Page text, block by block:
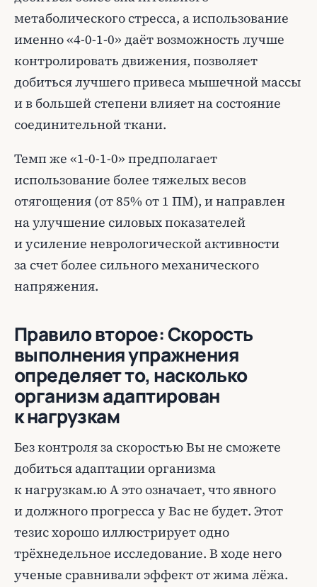
метаболического стресса, а использование
именно «4-0-1-0» даёт возможность лучше
контролировать движения, позволяет
добиться лучшего привеса мышечной массы
и в большей степени влияет на состояние
соединительной ткани.
Темп же «1-0-1-0» предполагает
использование более тяжелых весов
отягощения (от 85% от 1 ПМ), и направлен
на улучшение силовых показателей
и усиление неврологической активности
за счет более сильного механического
напряжения.
Правило второе: Скорость
выполнения упражнения
определяет то, насколько
организм адаптирован
к нагрузкам
Без контроля за скоростью Вы не сможете
добиться адаптации организма
к нагрузкам.ю А это означает, что явного
и должного прогресса у Вас не будет. Этот
тезис хорошо иллюстрирует одно
трёхнедельное исследование. В ходе него
ученые сравнивали эффект от жима лёжа.